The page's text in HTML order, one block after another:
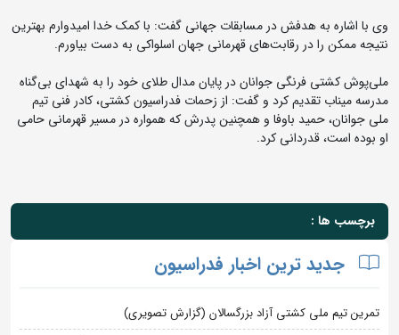
وی با اشاره به هدفش در مسابقات جهانی گفت: با کمک خدا امیدوارم بهترین
نتیجه ممکن را در رقابت‌های قهرمانی جهان اسلواکی به دست بیاورم.
ملی‌پوش کشتی فرنگی جوانان در پایان مدال طلای خود را به شهدای بی‌گناه
مدرسه میناب تقدیم کرد و گفت: از زحمات فدراسیون کشتی، کادر فنی تیم
ملی جوانان، حمید باوفا و همچنین پدرش که همواره در مسیر قهرمانی حامی
او بوده است، قدردانی کرد.
برچسب ها :
جدید ترین اخبار فدراسیون
تمرین تیم ملی کشتی آزاد بزرگسالان (گزارش تصویری)